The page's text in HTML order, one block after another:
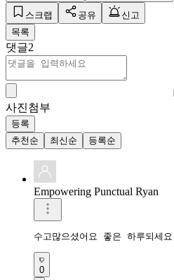
스크랩 공유
신고
목록
댓글2
사진첨부
등록
추천순
최신순 등록순
Empowering Punctual Ryan
수고많으셨어요 좋은 하루되세요
0